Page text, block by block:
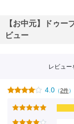
【お中元】ドゥー
ビュー
レビュー
4.0 （2件）